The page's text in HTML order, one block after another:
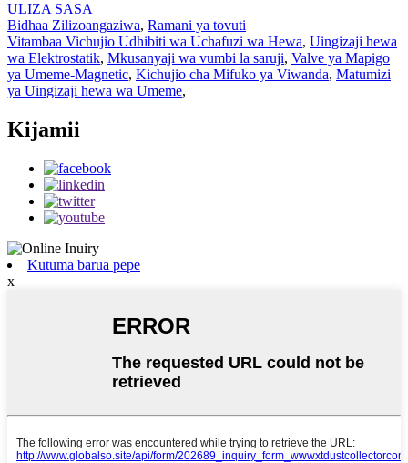
ULIZA SASA
Bidhaa Zilizoangaziwa, Ramani ya tovuti
Vitambaa Vichujio Udhibiti wa Uchafuzi wa Hewa, Uingizaji hewa
wa Elektrostatik, Mkusanyaji wa vumbi la saruji, Valve ya Mapigo
ya Umeme-Magnetic, Kichujio cha Mifuko ya Viwanda, Matumizi
ya Uingizaji hewa wa Umeme,
Kijamii
Kutuma barua pepe
x